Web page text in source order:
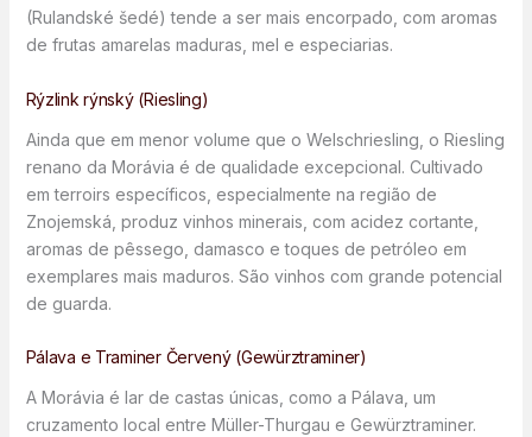
(Rulandské šedé) tende a ser mais encorpado, com aromas
de frutas amarelas maduras, mel e especiarias.
Rýzlink rýnský (Riesling)
Ainda que em menor volume que o Welschriesling, o Riesling
renano da Morávia é de qualidade excepcional. Cultivado
em terroirs específicos, especialmente na região de
Znojemská, produz vinhos minerais, com acidez cortante,
aromas de pêssego, damasco e toques de petróleo em
exemplares mais maduros. São vinhos com grande potencial
de guarda.
Pálava e Traminer Červený (Gewürztraminer)
A Morávia é lar de castas únicas, como a Pálava, um
cruzamento local entre Müller-Thurgau e Gewürztraminer.